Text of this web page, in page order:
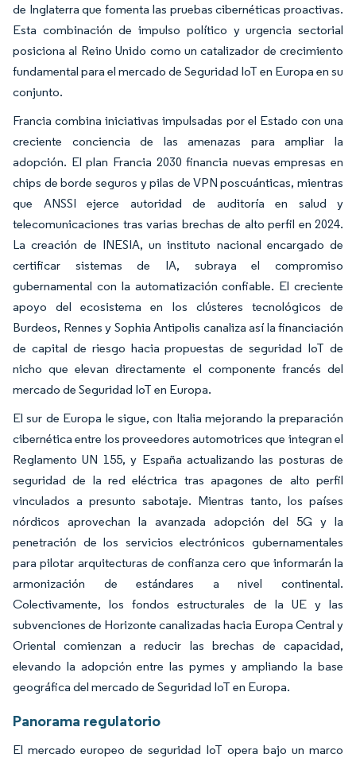
de Inglaterra que fomenta las pruebas cibernéticas proactivas.
Esta combinación de impulso político y urgencia sectorial
posiciona al Reino Unido como un catalizador de crecimiento
fundamental para el mercado de Seguridad IoT en Europa en su
conjunto.
Francia combina iniciativas impulsadas por el Estado con una
creciente conciencia de las amenazas para ampliar la
adopción. El plan Francia 2030 financia nuevas empresas en
chips de borde seguros y pilas de VPN poscuánticas, mientras
que ANSSI ejerce autoridad de auditoría en salud y
telecomunicaciones tras varias brechas de alto perfil en 2024.
La creación de INESIA, un instituto nacional encargado de
certificar sistemas de IA, subraya el compromiso
gubernamental con la automatización confiable. El creciente
apoyo del ecosistema en los clústeres tecnológicos de
Burdeos, Rennes y Sophia Antipolis canaliza así la financiación
de capital de riesgo hacia propuestas de seguridad IoT de
nicho que elevan directamente el componente francés del
mercado de Seguridad IoT en Europa.
El sur de Europa le sigue, con Italia mejorando la preparación
cibernética entre los proveedores automotrices que integran el
Reglamento UN 155, y España actualizando las posturas de
seguridad de la red eléctrica tras apagones de alto perfil
vinculados a presunto sabotaje. Mientras tanto, los países
nórdicos aprovechan la avanzada adopción del 5G y la
penetración de los servicios electrónicos gubernamentales
para pilotar arquitecturas de confianza cero que informarán la
armonización de estándares a nivel continental.
Colectivamente, los fondos estructurales de la UE y las
subvenciones de Horizonte canalizadas hacia Europa Central y
Oriental comienzan a reducir las brechas de capacidad,
elevando la adopción entre las pymes y ampliando la base
geográfica del mercado de Seguridad IoT en Europa.
Panorama regulatorio
El mercado europeo de seguridad IoT opera bajo un marco